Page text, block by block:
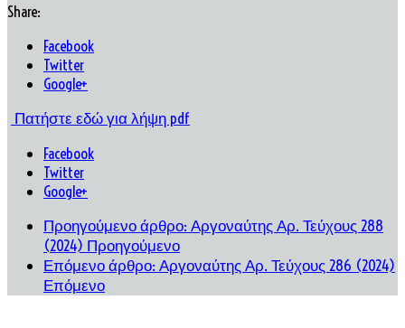
Share:
Facebook
Twitter
Google+
Πατήστε εδώ για λήψη pdf
Facebook
Twitter
Google+
Προηγούμενο άρθρο: Αργοναύτης Αρ. Τεύχους 288
(2024) Προηγούμενο
Επόμενο άρθρο: Αργοναύτης Αρ. Τεύχους 286 (2024)
Επόμενο